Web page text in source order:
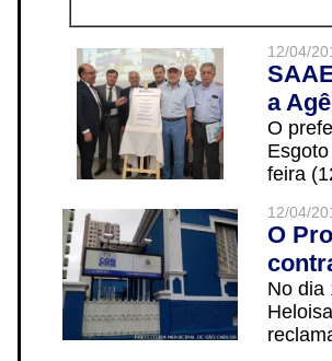
12/04/
a
O
feira
12/04/
O
No dia